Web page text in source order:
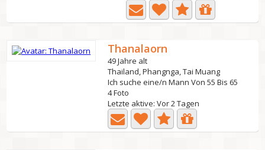
Thanalaorn
49 Jahre alt
Thailand, Phangnga, Tai Muang
Ich suche eine/n Mann Von 55 Bis 65
4 Foto
Letzte aktive: Vor 2 Tagen